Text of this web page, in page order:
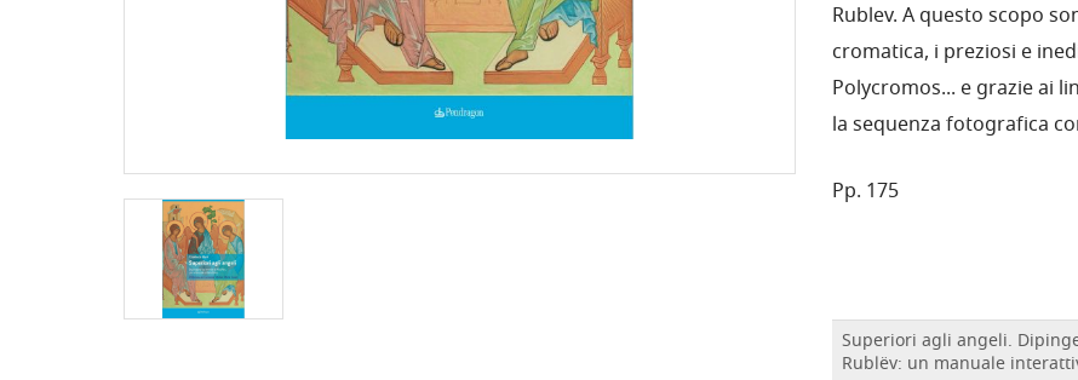
Rublev. A questo scopo
cromatica, i preziosi e
Polycromos... e grazie ai
la sequenza fotografica
Pp. 175
Superiori agli angeli.
Rublëv: un manuale